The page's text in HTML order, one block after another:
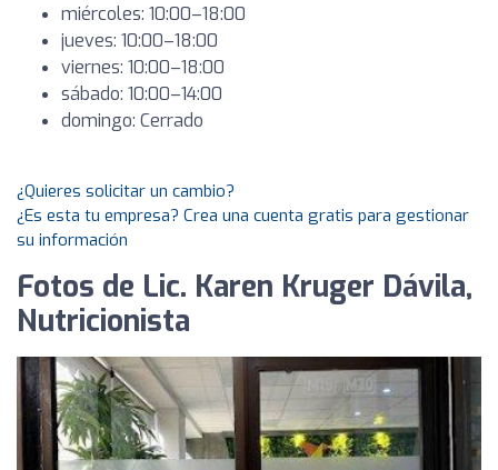
miércoles: 10:00–18:00
jueves: 10:00–18:00
viernes: 10:00–18:00
sábado: 10:00–14:00
domingo: Cerrado
¿Quieres solicitar un cambio?
¿Es esta tu empresa? Crea una cuenta gratis para gestionar
su información
Fotos de Lic. Karen Kruger Dávila,
Nutricionista